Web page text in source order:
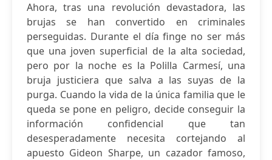
Ahora, tras una revolución devastadora, las
brujas se han convertido en criminales
perseguidas. Durante el día finge no ser más
que una joven superficial de la alta sociedad,
pero por la noche es la Polilla Carmesí, una
bruja justiciera que salva a las suyas de la
purga. Cuando la vida de la única familia que le
queda se pone en peligro, decide conseguir la
información confidencial que tan
desesperadamente necesita cortejando al
apuesto Gideon Sharpe, un cazador famoso,